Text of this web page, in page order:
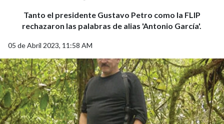
Tanto el presidente Gustavo Petro como la FLIP
rechazaron las palabras de alias 'Antonio García'.
05 de Abril 2023, 11:58 AM